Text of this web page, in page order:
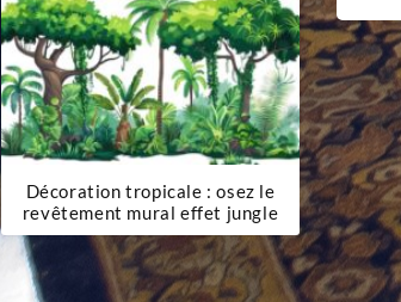
Décoration tropicale : osez le
revêtement mural effet jungle